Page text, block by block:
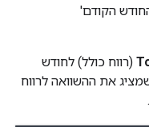
הקודם'
כולל) לחודש
שמציג את ההשוואה לרווח